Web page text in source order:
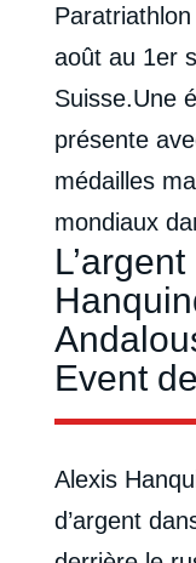
août au 1er
Suisse.Une
présente
médailles
mondiaux
Event
Alexis
d’argent